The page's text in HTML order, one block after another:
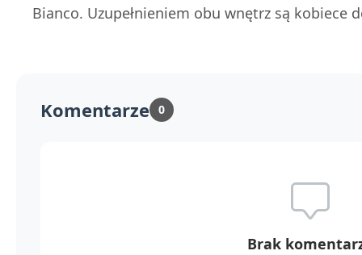
Bianco. Uzupełnieniem obu wnętrz są kobiece
Komentarze 0
Brak